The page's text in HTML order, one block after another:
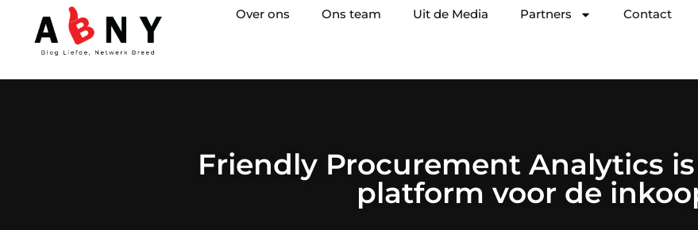
Over ons Ons team Uit de Media Partners Contact
Friendly Procurement Analytics
platform voor de